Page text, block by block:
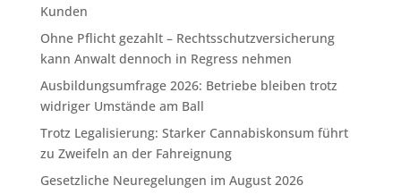
Kunden
Ohne Pflicht gezahlt – Rechtsschutzversicherung
kann Anwalt dennoch in Regress nehmen
Ausbildungsumfrage 2026: Betriebe bleiben trotz
widriger Umstände am Ball
Trotz Legalisierung: Starker Cannabiskonsum führt
zu Zweifeln an der Fahreignung
Gesetzliche Neuregelungen im August 2026